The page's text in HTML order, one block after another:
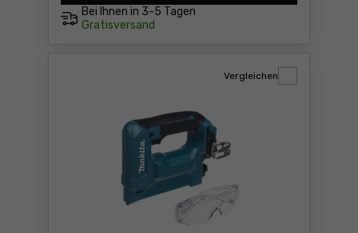
Bei Ihnen in 3-5 Tagen
Gratisversand
Vergleichen